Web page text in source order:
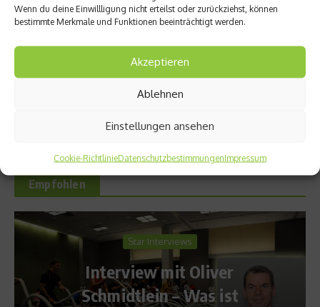
Wenn du deine Einwillligung nicht erteilst oder zurückziehst, können
bestimmte Merkmale und Funktionen beeinträchtigt werden.
Akzeptieren
Ablehnen
Einstellungen ansehen
Cookie-RichtlinieDatenschutzbestimmungenImpressum
Porsche Escapes – Edler Bildband zu den
besten Roadtrips der Welt
Oleta River State Park
Empfohlen
Star Interviews
Interview mit Oliver
Schmidtlein – Was ist